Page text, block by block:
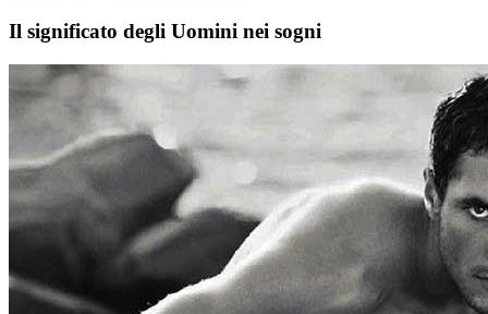
Il significato degli Uomini nei sogni